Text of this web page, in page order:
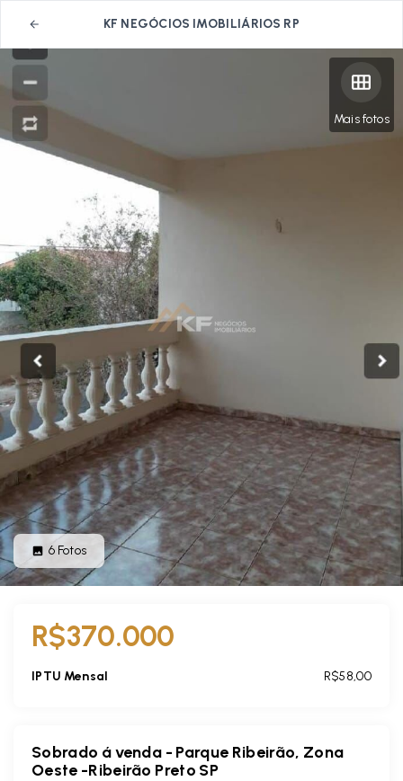
KF NEGÓCIOS IMOBILIÁRIOS RP
Mais fotos
6 Fotos
R$370.000
IPTU Mensal R$58,00
Sobrado á venda - Parque Ribeirão, Zona
Oeste -Ribeirão Preto SP